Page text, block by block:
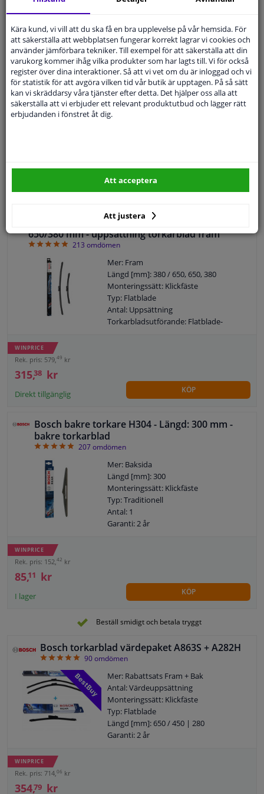
bakre torkarblad
Mer: Baksida
Längd [mm]: 350
Monteringssätt: Klickfäste
Typ: Traditionell
Antal: 1
Garanti: 2 år
Torkarbladsutförande: Bakre
torkarblad i plastutförande
Direkt tillgänglig
Bosch Aerotwin AM466S torkarblad - Längd:
650/380 mm - uppsättning torkarblad fram
4.88
213 omdömen
Mer: Fram
Längd [mm]: 380 / 650, 650, 380
Monteringssätt: Klickfäste
Typ: Flatblade
Antal: Uppsättning
Torkarbladsutförande: Flatblade-
WINPRICE
Rek. pris: 579, 49 kr
315,38 kr
Direkt tillgänglig KÖP
Bosch bakre torkare H304 - Längd: 300 mm -
bakre torkarblad
4.87
207omdömen
Mer: Baksida
Längd [mm]: 300
Monteringssätt: Klickfäste
Typ: Traditionell
Antal: 1
Garanti: 2 år
WINPRICE
Rek. pris: 152, 42 kr
85,11 kr
I lager KÖP
Beställ smidigt och betala tryggt
Bosch torkarblad värdepaket A863S + A282H
4.93
90omdömen
Mer: Rabattsats Fram + Bak
Antal: Värdeuppsättning
Monteringssätt: Klickfäste
Typ: Flatblade
Längd [mm]: 650 / 450 | 280
Garanti: 2 år
WINPRICE
Rek. pris: 714,06 kr
354,79 kr
Kära kund, vi vill att du ska få en bra upplevelse på vår hemsida. För
att säkerställa att webbplatsen fungerar korrekt lagrar vi cookies och
använder jämförbara tekniker. Till exempel för att säkerställa att din
varukorg kommer ihåg vilka produkter som har lagts till. Vi för också
register över dina interaktioner. Så att vi vet om du är inloggad och vi
för statistik för att avgöra vilken tid vår butik är upptagen. På så sätt
kan vi skräddarsy våra tjänster efter detta. Det hjälper oss alla att
säkerställa att vi erbjuder ett relevant produktutbud och lägger rätt
erbjudanden i fönstret åt dig.
Att justera
Att acceptera